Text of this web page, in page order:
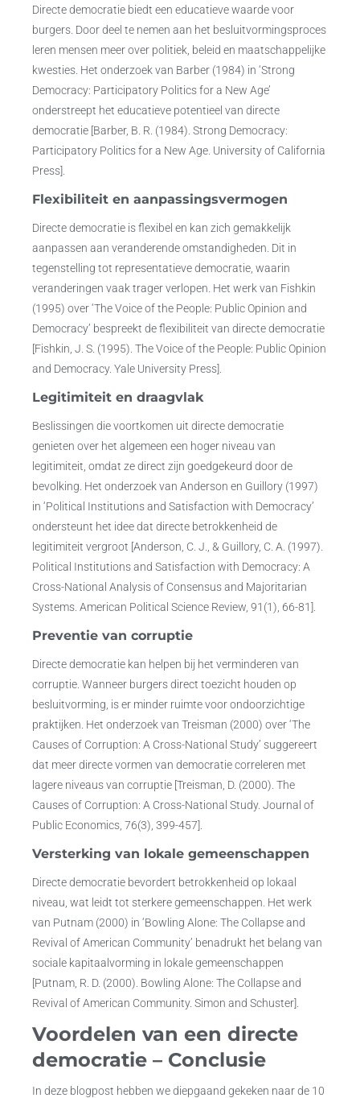
Directe democratie biedt een educatieve waarde voor
burgers. Door deel te nemen aan het besluitvormingsproces
leren mensen meer over politiek, beleid en maatschappelijke
kwesties. Het onderzoek van Barber (1984) in ‘Strong
Democracy: Participatory Politics for a New Age’
onderstreept het educatieve potentieel van directe
democratie [Barber, B. R. (1984). Strong Democracy:
Participatory Politics for a New Age. University of California
Press].
Flexibiliteit en aanpassingsvermogen
Directe democratie is flexibel en kan zich gemakkelijk
aanpassen aan veranderende omstandigheden. Dit in
tegenstelling tot representatieve democratie, waarin
veranderingen vaak trager verlopen. Het werk van Fishkin
(1995) over ‘The Voice of the People: Public Opinion and
Democracy’ bespreekt de flexibiliteit van directe democratie
[Fishkin, J. S. (1995). The Voice of the People: Public Opinion
and Democracy. Yale University Press].
Legitimiteit en draagvlak
Beslissingen die voortkomen uit directe democratie
genieten over het algemeen een hoger niveau van
legitimiteit, omdat ze direct zijn goedgekeurd door de
bevolking. Het onderzoek van Anderson en Guillory (1997)
in ‘Political Institutions and Satisfaction with Democracy’
ondersteunt het idee dat directe betrokkenheid de
legitimiteit vergroot [Anderson, C. J., & Guillory, C. A. (1997).
Political Institutions and Satisfaction with Democracy: A
Cross-National Analysis of Consensus and Majoritarian
Systems. American Political Science Review, 91(1), 66-81].
Preventie van corruptie
Directe democratie kan helpen bij het verminderen van
corruptie. Wanneer burgers direct toezicht houden op
besluitvorming, is er minder ruimte voor ondoorzichtige
praktijken. Het onderzoek van Treisman (2000) over ‘The
Causes of Corruption: A Cross-National Study’ suggereert
dat meer directe vormen van democratie correleren met
lagere niveaus van corruptie [Treisman, D. (2000). The
Causes of Corruption: A Cross-National Study. Journal of
Public Economics, 76(3), 399-457].
Versterking van lokale gemeenschappen
Directe democratie bevordert betrokkenheid op lokaal
niveau, wat leidt tot sterkere gemeenschappen. Het werk
van Putnam (2000) in ‘Bowling Alone: The Collapse and
Revival of American Community’ benadrukt het belang van
sociale kapitaalvorming in lokale gemeenschappen
[Putnam, R. D. (2000). Bowling Alone: The Collapse and
Revival of American Community. Simon and Schuster].
Voordelen van een directe
democratie – Conclusie
In deze blogpost hebben we diepgaand gekeken naar de 10